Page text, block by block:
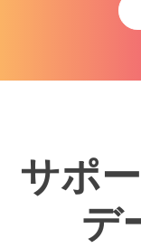
サポ
デ